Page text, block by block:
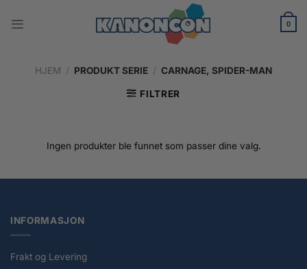
0
HJEM / PRODUKT SERIE / CARNAGE, SPIDER-MAN
FILTRER
Ingen produkter ble funnet som passer dine valg.
INFORMASJON
Frakt og Levering